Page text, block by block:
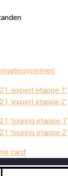
‘expert etappe 1’
‘expert etappe 2’
’touring etappe 1′
’touring etappe 2′
card’